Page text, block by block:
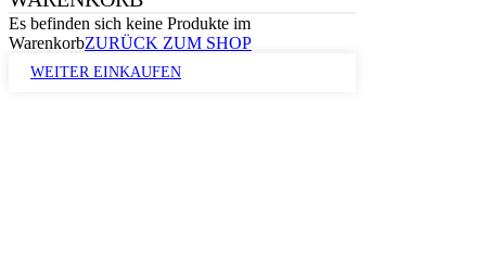
Es befinden sich keine Produkte im
WarenkorbZURÜCK ZUM SHOP
WEITER EINKAUFEN